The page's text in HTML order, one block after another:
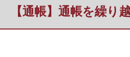
【通帳】通帳を繰り